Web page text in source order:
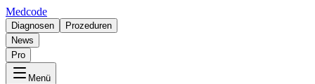
Medcode
Diagnosen
Prozeduren
News
Pro
Menü